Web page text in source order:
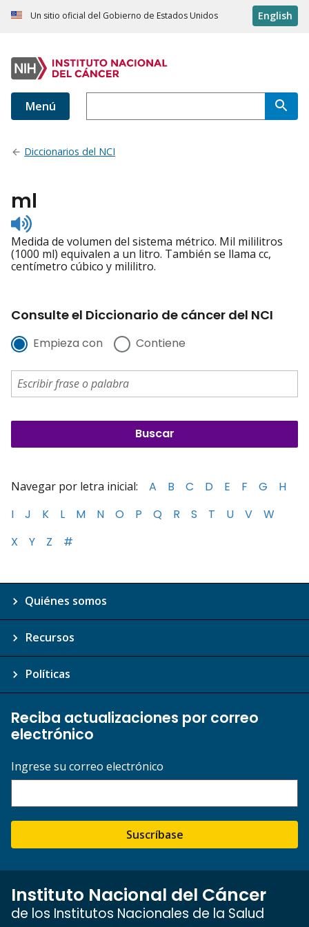
Un sitio oficial del Gobierno de Estados Unidos English
Menú
Diccionarios del NCI
ml
Listen
to
pronunciation
Medida de volumen del sistema métrico. Mil mililitros
(1000 ml) equivalen a un litro. También se llama cc,
centímetro cúbico y mililitro.
Consulte el Diccionario de cáncer del NCI
Empieza con Contiene
Navegar por letra inicial: A B C D E F G
H
I
J K L M N O P Q R S T U V
W
X
Y Z #
Quiénes somos
Recursos
Políticas
Reciba actualizaciones por correo
electrónico
Ingrese su correo electrónico
Suscríbase
Instituto Nacional del Cáncer
de los Institutos Nacionales de la Salud